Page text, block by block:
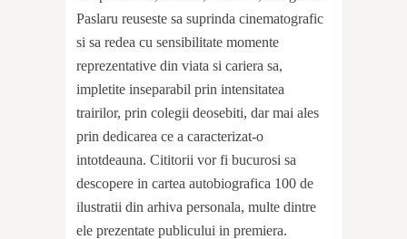
Paslaru reuseste sa suprinda cinematografic
si sa redea cu sensibilitate momente
reprezentative din viata si cariera sa,
impletite inseparabil prin intensitatea
trairilor, prin colegii deosebiti, dar mai ales
prin dedicarea ce a caracterizat-o
intotdeauna. Cititorii vor fi bucurosi sa
descopere in cartea autobiografica 100 de
ilustratii din arhiva personala, multe dintre
ele prezentate publicului in premiera.